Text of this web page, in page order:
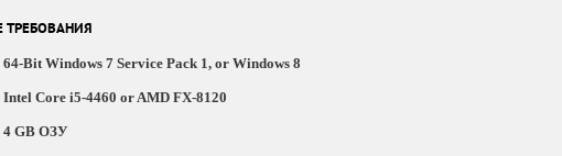
64-Bit Windows 7 Service Pack 1, or Windows 8
Intel Core i5-4460 or AMD FX-8120
4 GB ОЗУ